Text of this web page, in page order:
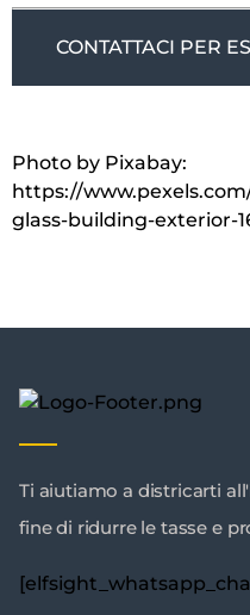
CONTATTACI PER
Photo by Pixabay:
https://
glass-building-exterior-
Ti aiutiamo a districarti
fine di ridurre le tasse e